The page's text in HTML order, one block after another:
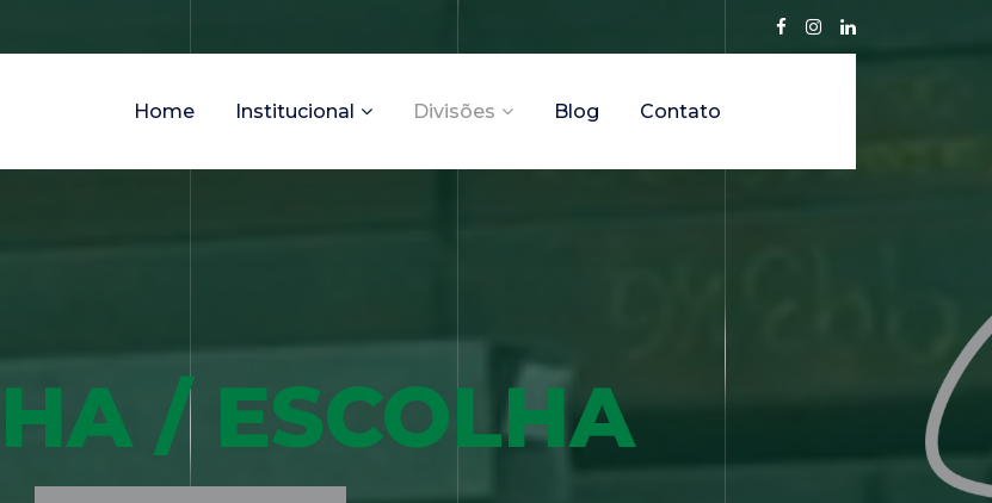
Home Institucional Divisões Blog Contato
/ ESCOLHA